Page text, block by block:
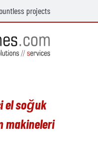
projects
el soğuk
makineleri